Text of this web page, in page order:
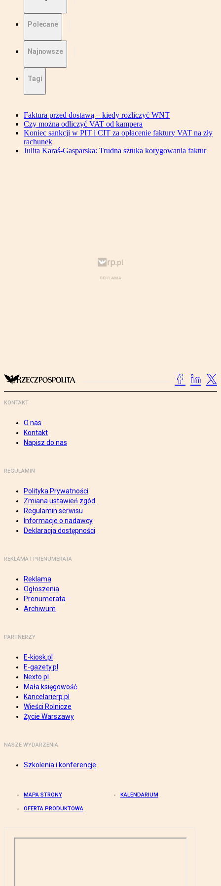
Polecane
Najnowsze
Tagi
Faktura przed dostawą – kiedy rozliczyć WNT
Czy można odliczyć VAT od kampera
Koniec sankcji w PIT i CIT za opłacenie faktury VAT na zły
rachunek
Julita Karaś-Gasparska: Trudna sztuka korygowania faktur
KONTAKT
O nas
Kontakt
Napisz do nas
REGULAMIN
Polityka Prywatności
Zmiana ustawień zgód
Regulamin serwisu
Informacje o nadawcy
Deklaracja dostępności
REKLAMA I PRENUMERATA
Reklama
Ogłoszenia
Prenumerata
Archiwum
PARTNERZY
E-kiosk.pl
E-gazety.pl
Nexto.pl
Mała księgowość
Kancelarierp.pl
Wieści Rolnicze
Życie Warszawy
NASZE WYDARZENIA
Szkolenia i konferencje
MAPA STRONY KALENDARIUM
OFERTA PRODUKTOWA